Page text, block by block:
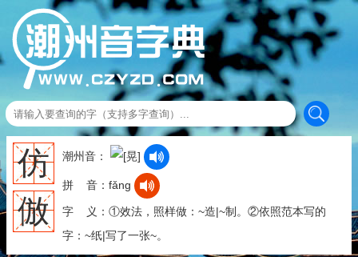
仿
倣
潮州音：
拼 音：fǎng
字 义：①效法，照样做：~造|~制。②依照范本写的
字：~纸|写了一张~。